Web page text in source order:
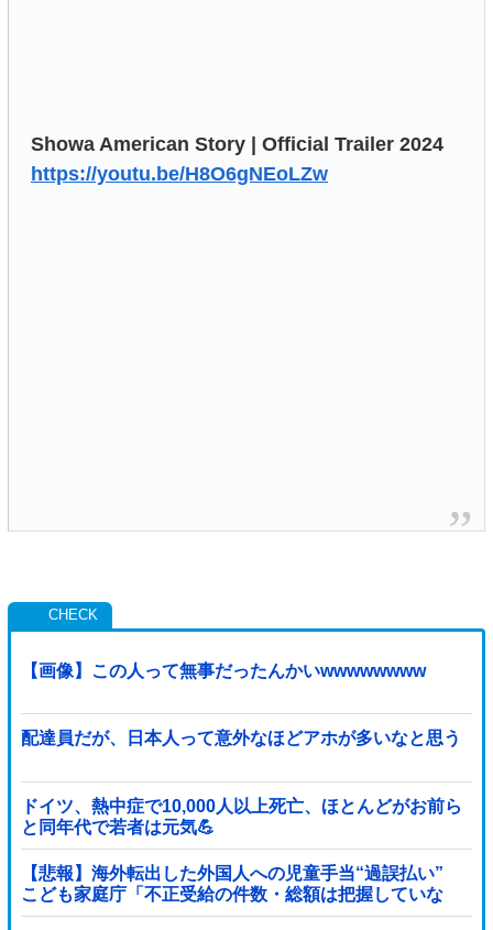
Showa American Story | Official Trailer 2024
https://youtu.be/H8O6gNEoLZw
【画像】この人って無事だったんかいwwwwwwww
配達員だが、日本人って意外なほどアホが多いなと思う
ドイツ、熱中症で10,000人以上死亡、ほとんどがお前ら
と同年代で若者は元気💪
【悲報】海外転出した外国人への児童手当“過誤払い”
こども家庭庁「不正受給の件数・総額は把握していな
い」